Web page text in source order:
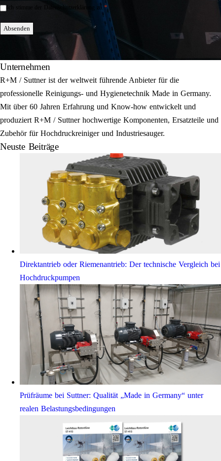
Einwilligung
Ich stimme der Datenschutzerklärung zu.*
Absenden
Unternehmen
R+M / Suttner ist der weltweit führende Anbieter für die
professionelle Reinigungs- und Hygienetechnik Made in Germany.
Mit über 60 Jahren Erfahrung und Know-how entwickelt und
produziert R+M / Suttner hochwertige Komponenten, Ersatzteile und
Zubehör für Hochdruckreiniger und Industriesauger.
Neuste Beiträge
Direktantrieb oder Riemenantrieb: Der technische Vergleich bei
Hochdruckpumpen
Prüfräume bei Suttner: Qualität „Made in Germany“ unter
realen Belastungsbedingungen